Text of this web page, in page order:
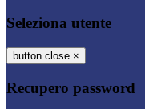
Seleziona utente
button close ×
Recupero password